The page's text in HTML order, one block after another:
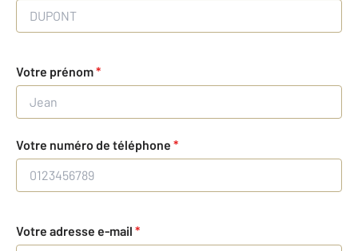
Votre prénom*
Votre numéro de téléphone *
Votre adresse e-mail *